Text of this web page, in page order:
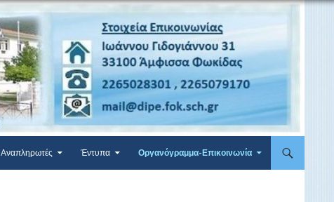
Αναπληρωτές Έντυπα Οργανόγραμμα-Επικοινωνία